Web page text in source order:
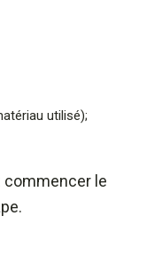
utilisé);
commencer le